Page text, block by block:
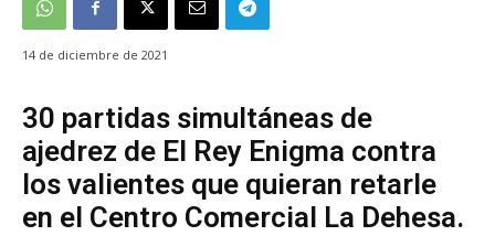
14 de diciembre de 2021
30 partidas simultáneas de
ajedrez de El Rey Enigma contra
los valientes que quieran retarle
en el Centro Comercial La Dehesa.